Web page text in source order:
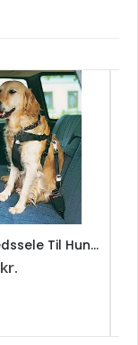
Sikkerhedssele Til Hunden “X-Large”
kr.